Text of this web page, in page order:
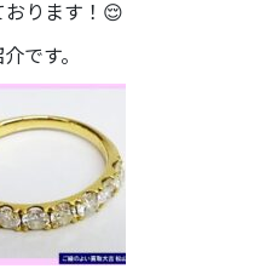
おります！😌
です。